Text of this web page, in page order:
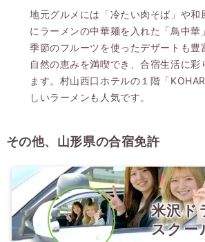
地元グルメには「冷たい肉そば」や和
にラーメンの中華麺を入れた「鳥中華
季節のフルーツを使ったデザートも豊
自然の恵みを満喫でき、合宿生活に彩
ます。村山西口ホテルの１階「
しいラーメンも人気です。
その他、山形県の合宿免許
米沢ド
スクー